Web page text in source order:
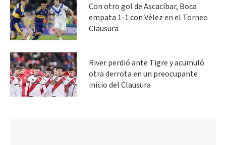
Con otro gol de Ascacíbar, Boca
empata 1-1 con Vélez en el Torneo
Clausura
River perdió ante Tigre y acumuló
otra derrota en un preocupante
inicio del Clausura